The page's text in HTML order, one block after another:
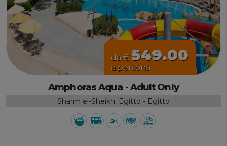
da €549.00
a persona
Amphoras Aqua - Adult Only
Sharm el-Sheikh, Egitto - Egitto